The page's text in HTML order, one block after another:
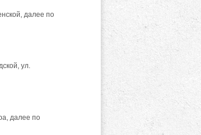
далее по
ул.
далее по